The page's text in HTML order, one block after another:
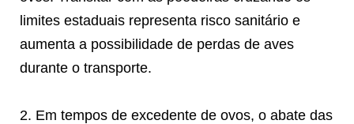
limites estaduais representa risco sanitário e
aumenta a possibilidade de perdas de aves
durante o transporte.
2. Em tempos de excedente de ovos, o abate das